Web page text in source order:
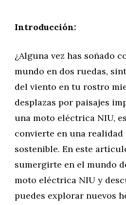
Introducción:
¿Alguna vez has soñado
mundo en dos ruedas,
del viento en tu rostro
desplazas por paisajes
una moto eléctrica NIU,
convierte en una
sostenible. En este
sumergirte en el mundo
moto eléctrica NIU y
puedes explorar nuevos